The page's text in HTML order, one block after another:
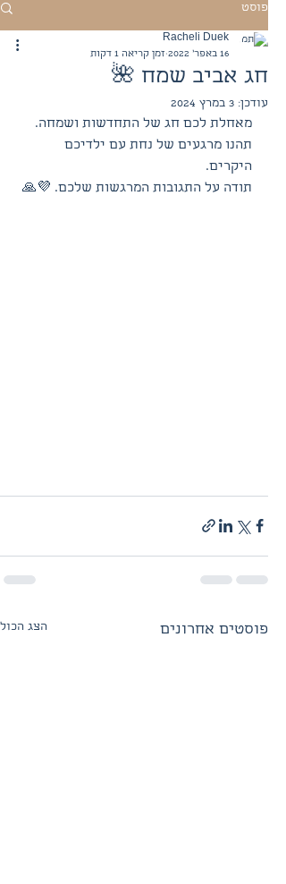
פוסט
חג אביב שמח 🌺
Racheli Duek
16 באפר׳ 2022
זמן קריאה 1 דקות
עודכן: 3 במרץ 2024
מאחלת לכם חג של התחדשות ושמחה.
תהנו מרגעים של נחת עם ילדיכם
היקרים.
תודה על התגובות המרגשות שלכם. 💜🙏
פוסטים אחרונים הצג הכול